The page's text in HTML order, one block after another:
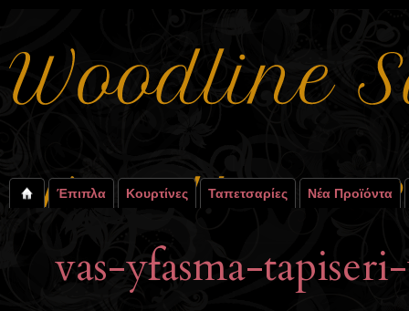
Έπιπλα Κουρτίνες Ταπετσαρίες Νέα Προϊόντα
vas-yfasma-